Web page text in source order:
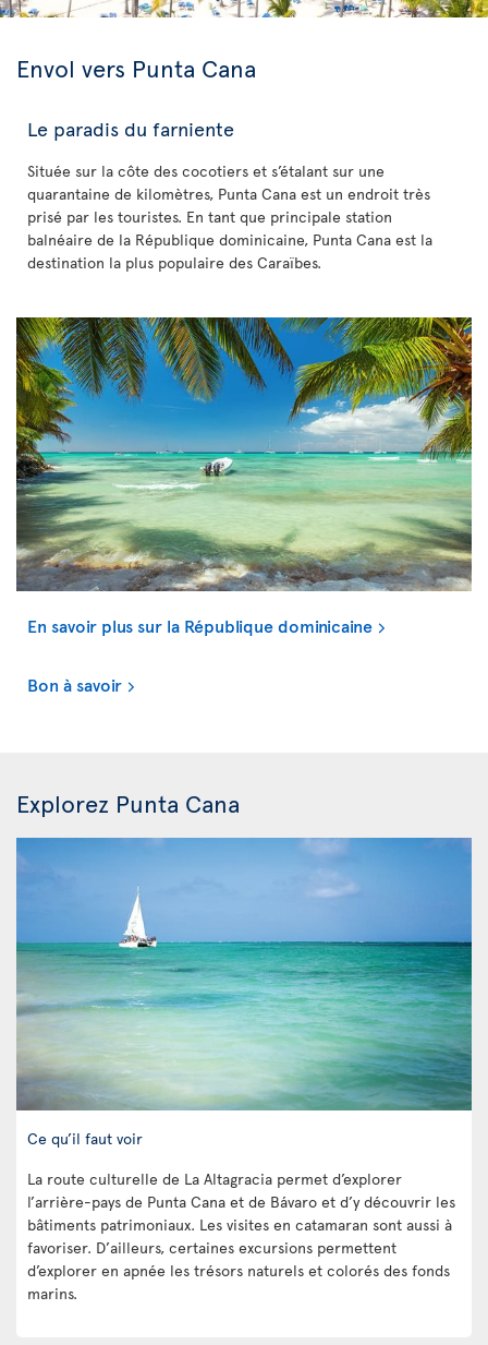
Envol vers Punta Cana
Le paradis du farniente
Située sur la côte des cocotiers et s’étalant sur une
quarantaine de kilomètres, Punta Cana est un endroit très
prisé par les touristes. En tant que principale station
balnéaire de la République dominicaine, Punta Cana est la
destination la plus populaire des Caraïbes.
En savoir plus sur la République dominicaine
Bon à savoir
Explorez Punta Cana
Ce qu’il faut voir
La route culturelle de La Altagracia permet d’explorer
l’arrière-pays de Punta Cana et de Bávaro et d’y découvrir les
bâtiments patrimoniaux. Les visites en catamaran sont aussi à
favoriser. D’ailleurs, certaines excursions permettent
d’explorer en apnée les trésors naturels et colorés des fonds
marins.